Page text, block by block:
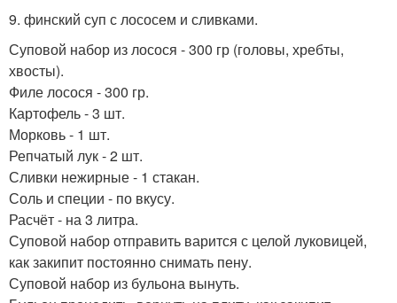
9. финский суп с лососем и сливками.
Суповой набор из лосося - 300 гр (головы, хребты,
хвосты).
Филе лосося - 300 гр.
Картофель - 3 шт.
Морковь - 1 шт.
Репчатый лук - 2 шт.
Сливки нежирные - 1 стакан.
Соль и специи - по вкусу.
Расчёт - на 3 литра.
Суповой набор отправить варится с целой луковицей,
как закипит постоянно снимать пену.
Суповой набор из бульона вынуть.